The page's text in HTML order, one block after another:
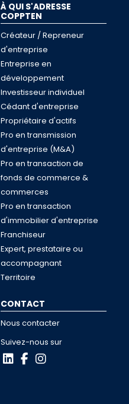
À QUI S'ADRESSE
COPPTEN
Créateur / Repreneur
d'entreprise
Entreprise en
développement
Investisseur individuel
Cédant d'entreprise
Propriétaire d'actifs
Pro en transmission
d'entreprise (M&A)
Pro en transaction de
fonds de commerce &
commerces
Pro en transaction
d'immobilier d'entreprise
Franchiseur
Expert, prestataire ou
accompagnant
Territoire
CONTACT
Nous contacter
Suivez-nous sur